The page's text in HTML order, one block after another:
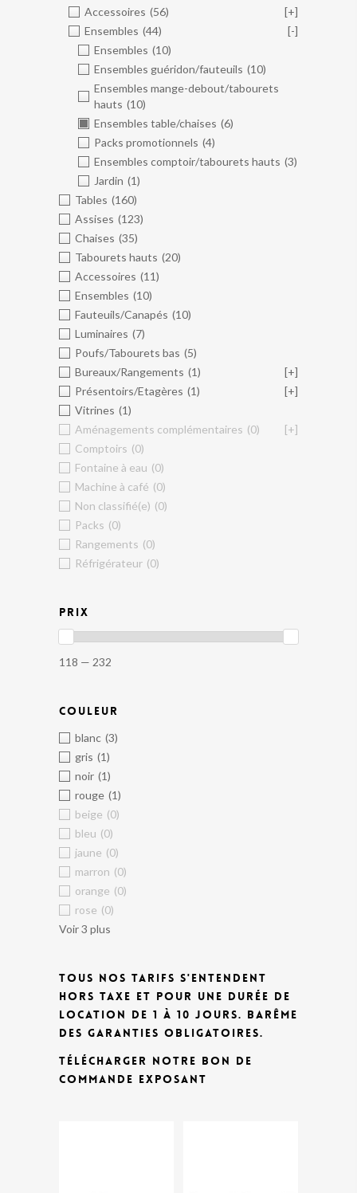
Accessoires (56)
[+]
Ensembles (44)
[-]
Ensembles (10)
Ensembles guéridon/fauteuils (10)
Ensembles mange-debout/tabourets
hauts (10)
Ensembles table/chaises (6)
Packs promotionnels (4)
Ensembles comptoir/tabourets hauts (3)
Jardin (1)
Tables (160)
Assises (123)
Chaises (35)
Tabourets hauts (20)
Accessoires (11)
Ensembles (10)
Fauteuils/Canapés (10)
Luminaires (7)
Poufs/Tabourets bas (5)
Bureaux/Rangements (1)
[+]
Présentoirs/Etagères (1)
[+]
Vitrines (1)
Aménagements complémentaires (0)
[+]
Comptoirs (0)
Fontaine à eau (0)
Machine à café (0)
Non classifié(e) (0)
Packs (0)
Rangements (0)
Réfrigérateur (0)
PRIX
118 — 232
COULEUR
blanc (3)
gris (1)
noir (1)
rouge (1)
beige (0)
bleu (0)
jaune (0)
marron (0)
orange (0)
rose (0)
Voir 3 plus
TOUS NOS TARIFS S'ENTENDENT
HORS TAXE ET POUR UNE DURÉE DE
LOCATION DE 1 À 10 JOURS. BARÊME
DES GARANTIES OBLIGATOIRES.
TÉLÉCHARGER NOTRE BON DE
COMMANDE EXPOSANT